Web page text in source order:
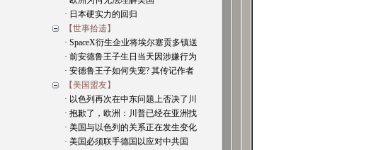
· 日本硬实力的回归
【世事拾遗】
· SpaceX衍生企业将埃尔塞贡多镇送
· 前安德鲁王子生日当天因涉嫌行为
· 安德鲁王子如何失宠? 其传记作者
【美国盟友】
· 以色列再次在中东问题上否决了川
· 抱歉了，欧洲：川普已经在亚洲找
· 美国与以色列的关系正在发生变化
· 美国必须联手德国以应对中共国